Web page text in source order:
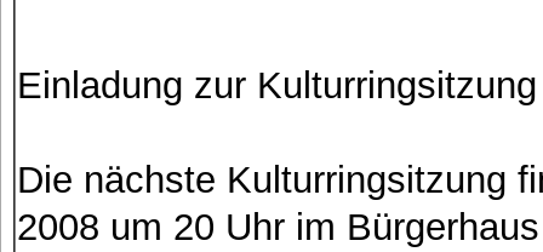
Einladung zur
Die nächste Kulturringsitzung
2008 um 20 Uhr im